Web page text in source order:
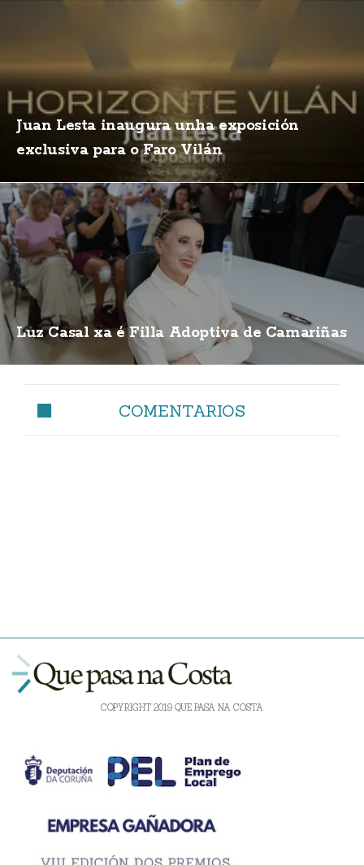
Juan Lesta inaugura unha exposición
exclusiva para o Faro Vilán
Luz Casal xa é Filla Adoptiva de Camariñas
COMENTARIOS
COPYRIGHT 2019 QUE PASA NA COSTA